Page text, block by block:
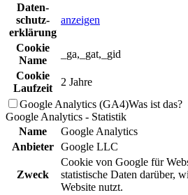
Daten­
schutz­
erklä­rung
anzeigen
Cookie
Name
_ga,_gat,_gid
Cookie
Laufzeit
2 Jahre
Google Analytics (GA4)Was ist das?
Google Analytics - Statistik
Name
Google Analytics
Anbieter Google LLC
Zweck
Cookie von Google für
statistische Daten darüber,
Website nutzt.